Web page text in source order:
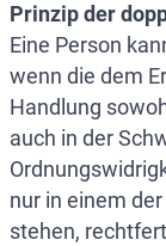
Prinzip der
Eine Person
wenn die dem
Handlung
auch in der
nur in einem
stehen,